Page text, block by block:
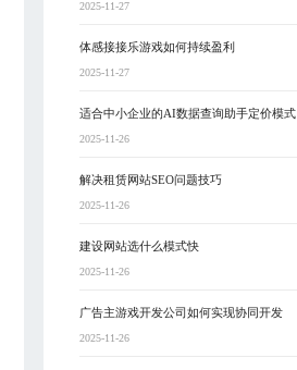
2025-11-27
体感接接乐游戏如何持续盈利
2025-11-27
适合中小企业的AI数据查询助手定价模式
2025-11-26
解决租赁网站SEO问题技巧
2025-11-26
建设网站选什么模式快
2025-11-26
广告主游戏开发公司如何实现协同开发
2025-11-26